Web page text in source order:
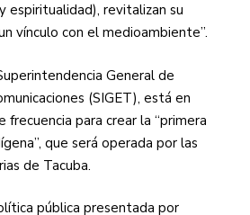
espiritualidad), revitalizan su
vínculo con el medioambiente”.
General de
(SIGET), está en
frecuencia para crear la “primera
que será operada por las
de Tacuba.
pública presentada por